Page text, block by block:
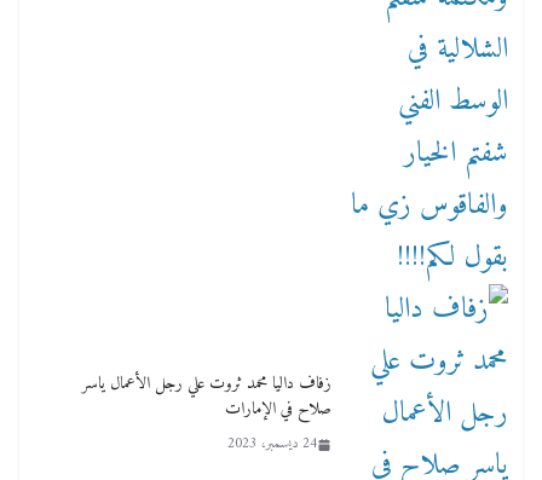
زفاف داليا محمد ثروت علي رجل الأعمال ياسر
صلاح في الإمارات
24 ديسمبر، 2023